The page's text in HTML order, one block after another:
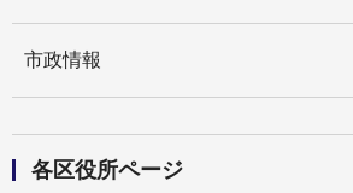
市政情報
各区役所ページ